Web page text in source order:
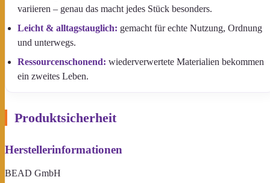
variieren – genau das macht jedes Stück besonders.
Leicht & alltagstauglich: gemacht für echte Nutzung, Ordnung
und unterwegs.
Ressourcenschonend: wiederverwertete Materialien bekommen
ein zweites Leben.
Produktsicherheit
Herstellerinformationen
BEAD GmbH